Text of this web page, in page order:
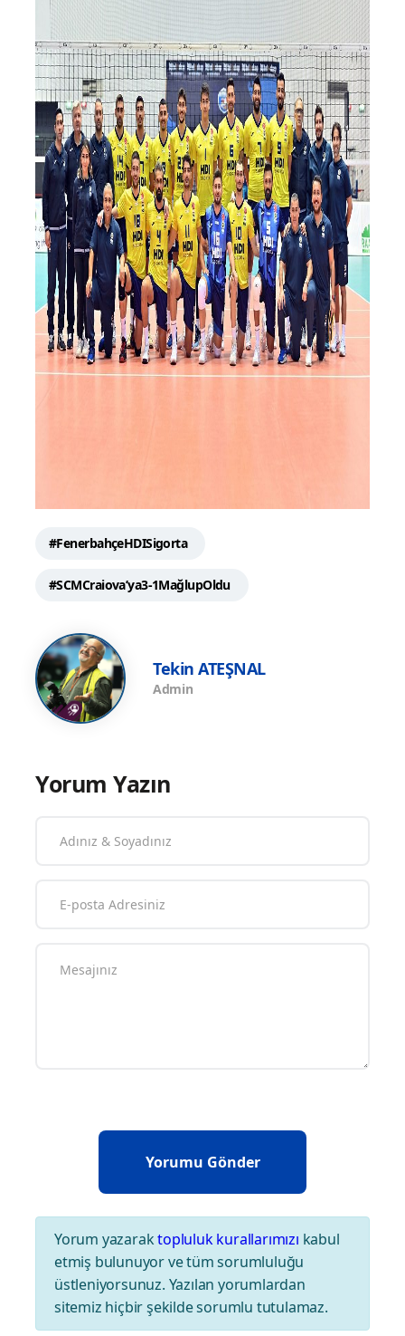
#FenerbahçeHDISigorta
#SCMCraiova’ya3-1MağlupOldu
Tekin ATEŞNAL
Admin
Yorum Yazın
Yorum yazaraktopluluk kurallarımızı kabul
etmiş bulunuyor ve tüm sorumluluğu
üstleniyorsunuz. Yazılan yorumlardan
sitemiz hiçbir şekilde sorumlu tutulamaz.